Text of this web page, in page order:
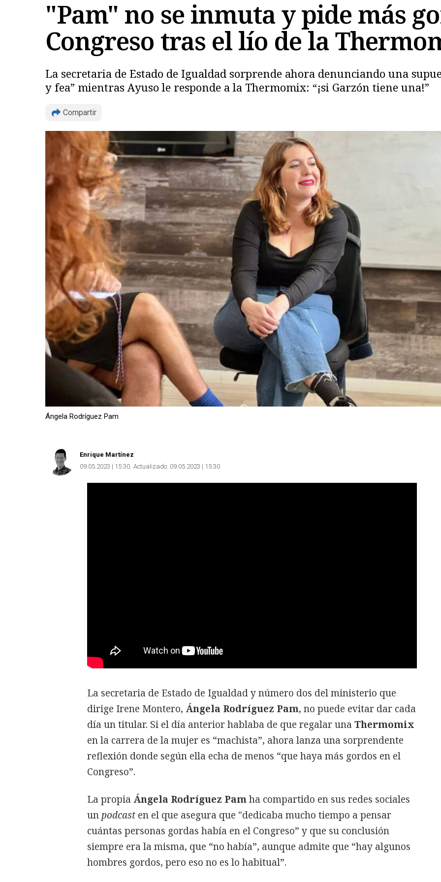
"Pam" no se inmuta y pide más
Congreso tras el lío de la
La secretaria de Estado de Igualdad sorprende ahora denunciando una
y fea” mientras Ayuso le responde a la Thermomix: “¡si Garzón tiene una!”
Compartir
Copiar
Ángela Rodríguez Pam
Enrique Martínez
09.05.2023 | 15:30 Actualizado: 09.05.2023 | 15:30
La secretaria de Estado de Igualdad y número dos del ministerio que
dirige Irene Montero, Ángela Rodríguez Pam, no puede evitar dar cada
día un titular. Si el día anterior hablaba de que regalar una Thermomix
en la carrera de la mujer es “machista”, ahora lanza una sorprendente
reflexión donde según ella echa de menos “que haya más gordos en el
Congreso”.
La propia Ángela Rodríguez Pamha compartido en sus redes sociales
un podcast en el que asegura que "dedicaba mucho tiempo a pensar
cuántas personas gordas había en el Congreso” y que su conclusión
siempre era la misma, que “no había”, aunque admite que “hay algunos
hombres gordos, pero eso no es lo habitual”.